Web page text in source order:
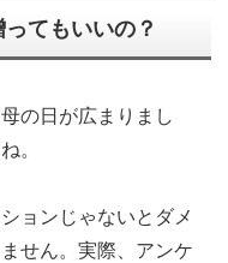
てもいいの？
の日が広まりまし
。
ョンじゃないとダメ
せん。実際、アンケ